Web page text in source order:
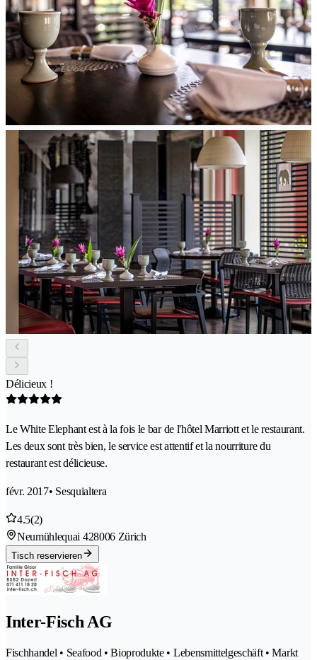
Délicieux !
Le White Elephant est à la fois le bar de l'hôtel Marriott et le restaurant.
Les deux sont très bien, le service est attentif et la nourriture du
restaurant est délicieuse.
févr. 2017• Sesquialtera
4.5(2)
Neumühlequai 428006 Zürich
Tisch reservieren
Inter-Fisch AG
Fischhandel • Seafood • Bioprodukte • Lebensmittelgeschäft • Markt